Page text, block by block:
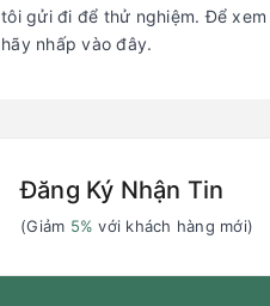
tôi gửi đi để thử nghiệm. Để
hãy nhấp vào đây.
Đăng Ký Nhận Tin
(Giảm 5% với khách hàng mới)